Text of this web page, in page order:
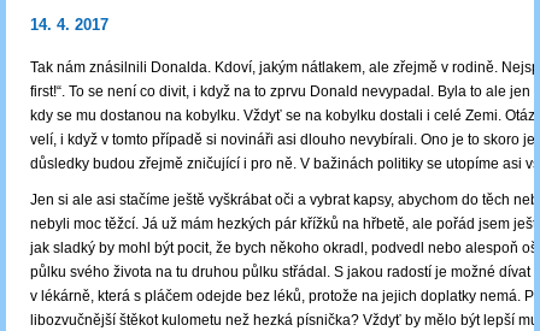
14. 4. 2017
Tak nám znásilnili Donalda. Kdoví, jakým nátlakem, ale zřejmě v rodině.
first!“. To se není co divit, i když na to zprvu Donald nevypadal. Byla to ale jen
kdy se mu dostanou na kobylku. Vždyť se na kobylku dostali i celé Zemi.
velí, i když v tomto případě si novináři asi dlouho nevybírali. Ono je to skoro
důsledky budou zřejmě zničující i pro ně. V bažinách politiky se utopíme asi
Jen si ale asi stačíme ještě vyškrábat oči a vybrat kapsy, abychom do těch
nebyli moc těžcí. Já už mám hezkých pár křížků na hřbetě, ale pořád jsem
jak sladký by mohl být pocit, že bych někoho okradl, podvedl nebo alespoň
půlku svého života na tu druhou půlku střádal. S jakou radostí je možné dívat
v lékárně, která s pláčem odejde bez léků, protože na jejich doplatky nemá.
libozvučnější štěkot kulometu než hezká písnička? Vždyť by mělo být lepší